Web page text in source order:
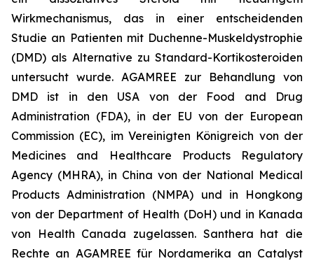
Wirkmechanismus, das in einer entscheidenden
Studie an Patienten mit Duchenne-Muskeldystrophie
(DMD) als Alternative zu Standard-Kortikosteroiden
untersucht wurde. AGAMREE zur Behandlung von
DMD ist in den USA von der Food and Drug
Administration (FDA), in der EU von der European
Commission (EC), im Vereinigten Königreich von der
Medicines and Healthcare Products Regulatory
Agency (MHRA), in China von der National Medical
Products Administration (NMPA) und in Hongkong
von der Department of Health (DoH) und in Kanada
von Health Canada zugelassen. Santhera hat die
Rechte an AGAMREE für Nordamerika an Catalyst